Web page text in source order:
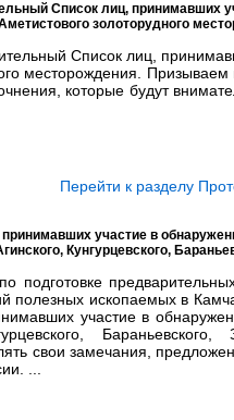
Список лиц, принимавших
золоторудного
Список лиц,
месторождения.
которые будут
Перейти к разделу
участие в
Кунгурцевского,
подготовке
полезных ископаемых в
участие в
свои замечания,
...